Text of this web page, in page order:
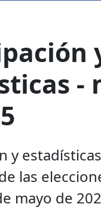
-
y estadísticas
las
mayo de